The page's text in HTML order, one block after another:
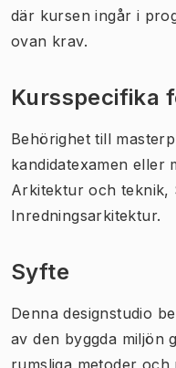
där kursen ingår i
ovan krav.
Kursspecifika
Behörighet till
kandidatexamen eller
Arkitektur och teknik,
Inredningsarkitektur.
Syfte
Denna designstudio
av den byggda miljön
rumsliga metoder